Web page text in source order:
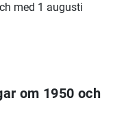
med 1 augusti
om 1950 och